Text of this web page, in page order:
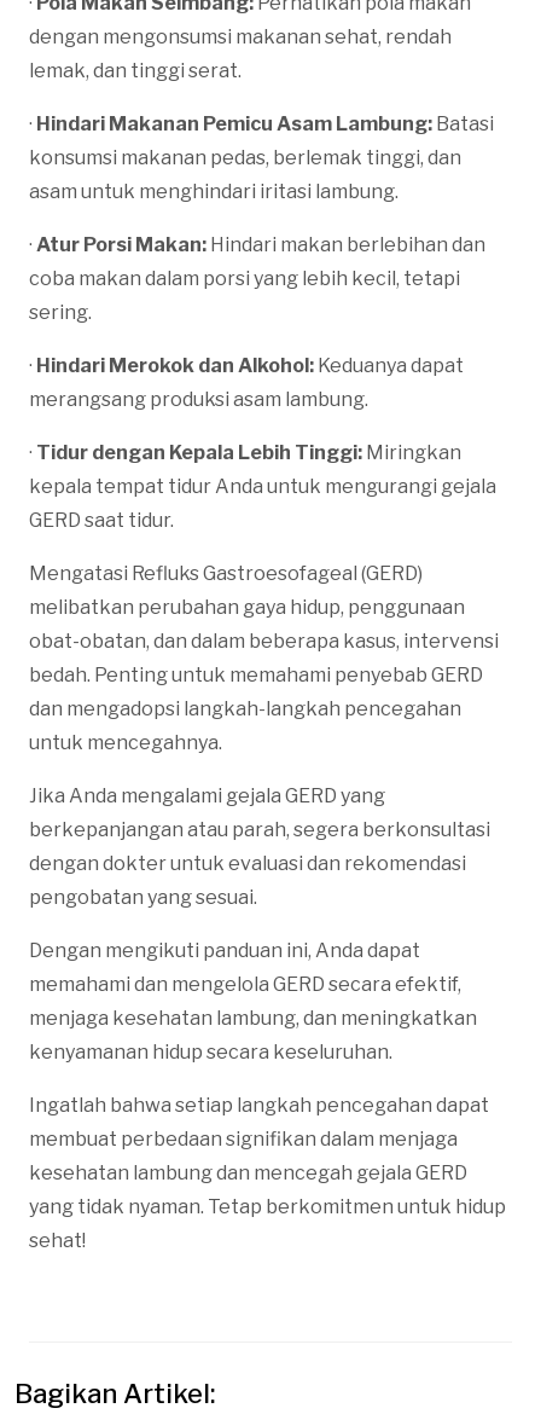
dengan mengonsumsi makanan sehat, rendah
lemak, dan tinggi serat.
· Hindari Makanan Pemicu Asam Lambung: Batasi
konsumsi makanan pedas, berlemak tinggi, dan
asam untuk menghindari iritasi lambung.
· Atur Porsi Makan: Hindari makan berlebihan dan
coba makan dalam porsi yang lebih kecil, tetapi
sering.
· Hindari Merokok dan Alkohol: Keduanya dapat
merangsang produksi asam lambung.
· Tidur dengan Kepala Lebih Tinggi: Miringkan
kepala tempat tidur Anda untuk mengurangi gejala
GERD saat tidur.
Mengatasi Refluks Gastroesofageal (GERD)
melibatkan perubahan gaya hidup, penggunaan
obat-obatan, dan dalam beberapa kasus, intervensi
bedah. Penting untuk memahami penyebab GERD
dan mengadopsi langkah-langkah pencegahan
untuk mencegahnya.
Jika Anda mengalami gejala GERD yang
berkepanjangan atau parah, segera berkonsultasi
dengan dokter untuk evaluasi dan rekomendasi
pengobatan yang sesuai.
Dengan mengikuti panduan ini, Anda dapat
memahami dan mengelola GERD secara efektif,
menjaga kesehatan lambung, dan meningkatkan
kenyamanan hidup secara keseluruhan.
Ingatlah bahwa setiap langkah pencegahan dapat
membuat perbedaan signifikan dalam menjaga
kesehatan lambung dan mencegah gejala GERD
yang tidak nyaman. Tetap berkomitmen untuk hidup
sehat!
Bagikan Artikel: